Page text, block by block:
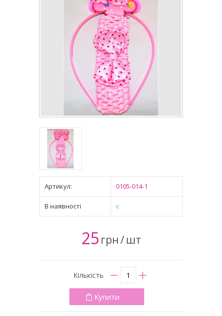
Артикул: 0105-014-1
В наявності є
25 грн/шт
Кількість
Купити